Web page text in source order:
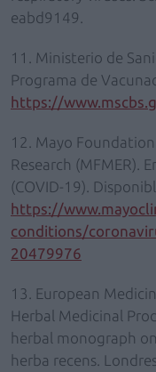
eabd9149.
11. Ministerio de
Programa de
https://
12. Mayo
Research (MFMER).
(COVID-19).
https://
conditions/
20479976
13. European
Herbal Medicinal
herbal monograph
herba recens.